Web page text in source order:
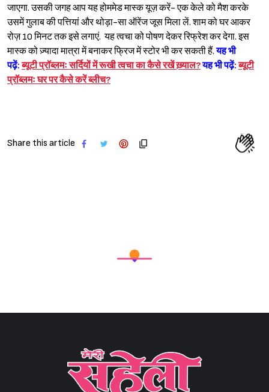
Sign in
जाएगा. उसकी जगह आप यह होममेड मास्क यूज़ करें- एक केले को मैश करके
उसमें गुलाब की पत्तियां और थोड़ा-सा ऑरेंज जूस मिला लें. शाम को घर आकर
रोज़ 10 मिनट तक इसे लगाएं. यह त्वचा को पोषण देकर रिफ्रेश कर देगा. इस
मास्क को ज़्यादा मात्रा में बनाकर फ्रिज में स्टोर भी कर सकती हैं.यह भी
पढ़ें:ब्यूटी प्रॉब्लमः सर्दियों में रूखी त्वचा का कैसे रखें ख़्याल?यह भी पढ़ें:ब्यूटी
प्रॉब्लमः घर पर कैसे करें ब्लीच?
Share this article